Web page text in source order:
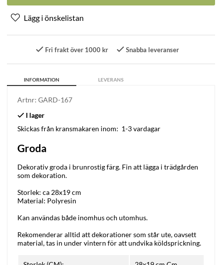
Fri frakt över 1000 kr Snabba leveranser
INFORMATION LEVERANS
Artnr: GARD-167
Skickas från kransmakaren inom: 1-3 vardagar
Groda
Dekorativ groda i brunrostig färg. Fin att lägga i trädgården
som dekoration.
Storlek: ca 28x19 cm
Material: Polyresin
Kan användas både inomhus och utomhus.
Rekomenderar alltid att dekorationer som står ute, oavsett
material, tas in under vintern för att undvika köldsprickning.